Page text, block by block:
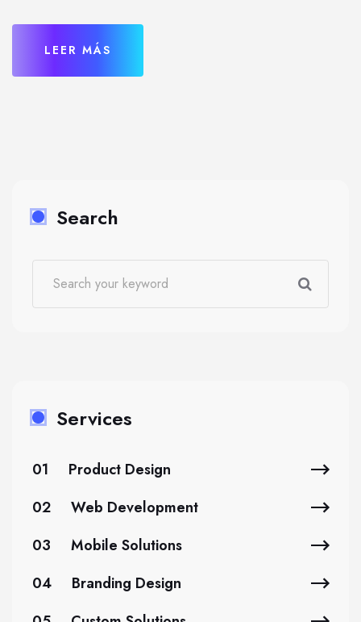
LEER MÁS
Search
Services
01
Product Design
02
Web Development
03
Mobile Solutions
04
Branding Design